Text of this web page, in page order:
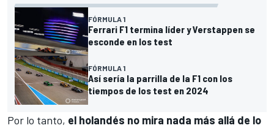
FÓRMULA 1
Ferrari F1 termina líder y Verstappen se
esconde en los test
FÓRMULA 1
Así sería la parrilla de la F1 con los
tiempos de los test en 2024
Por lo tanto, el holandés no mira nada más allá de lo